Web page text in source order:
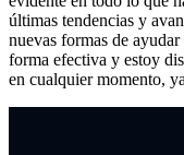
últimas tendencias y
nuevas formas de
forma efectiva y estoy
en cualquier momento,